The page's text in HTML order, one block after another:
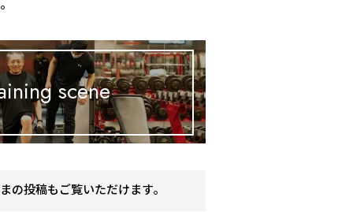
scene
の投稿もご覧いただけます。